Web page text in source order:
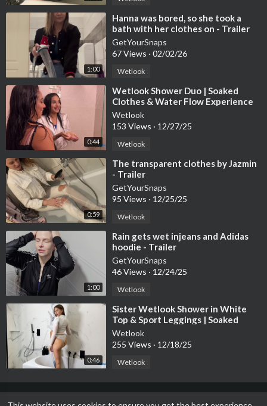
1:00
⁣Hanna was bored, so she took a
bath with her clothes on - Trailer
GetYourSnaps
67 Views · 02/02/26
Wetlook
0:44
⁣Wetlook Shower Duo | Soaked
Clothes & Water Flow Experience
Wetlook
153 Views · 12/27/25
Wetlook
0:59
⁣The transparent clothes by Jazmin
- Trailer
GetYourSnaps
95 Views · 12/25/25
Wetlook
1:00
⁣Rain gets wet injeans and Adidas
hoodie - Trailer
GetYourSnaps
46 Views · 12/24/25
Wetlook
0:46
⁣Sister Wetlook Shower in White
Top & Sport Leggings | Soaked
Clothes Session
Wetlook
255 Views · 12/18/25
Wetlook